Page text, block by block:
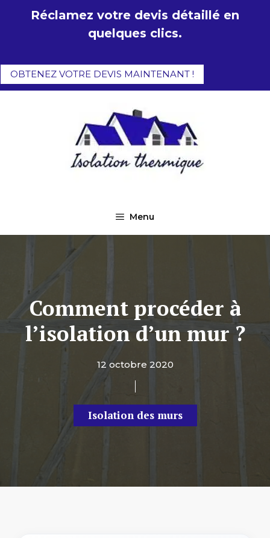
Réclamez votre devis détaillé en
quelques clics.
OBTENEZ VOTRE DEVIS MAINTENANT !
Menu
Comment procéder à
l’isolation d’un mur ?
12 octobre 2020
Isolation des murs